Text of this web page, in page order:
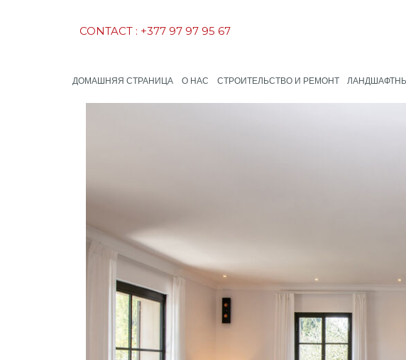
CONTACT : +377 97 97 95 67
ДОМАШНЯЯ СТРАНИЦА О НАС СТРОИТЕЛЬСТВО И РЕМОНТ